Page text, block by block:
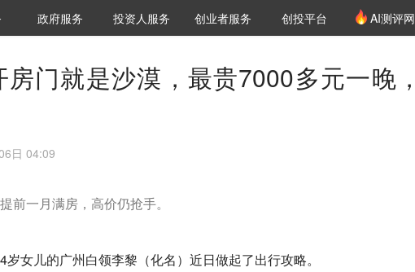
城市之窗
政府服务 VClub投资机构库
投资机构职位推介
投资人服务 创投氪堂
创业者服务 创投平台 AI测评网
门就是沙漠，最贵7000多元一晚，
日 04:09
前一月满房，高价仍抢手。
女儿的广州白领李黎（化名）近日做起了出行攻略。